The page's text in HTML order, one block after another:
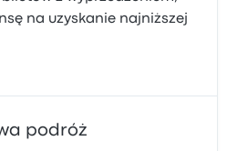
na uzyskanie najniższej
podróż